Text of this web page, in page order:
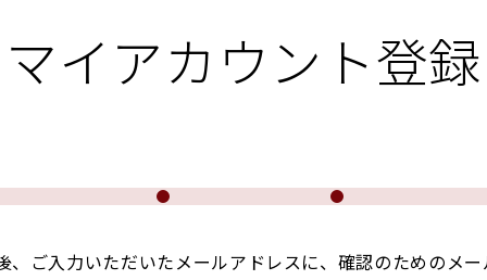
マイアカウント登録
、ご入力いただいたメールアドレスに、確認のためのメ